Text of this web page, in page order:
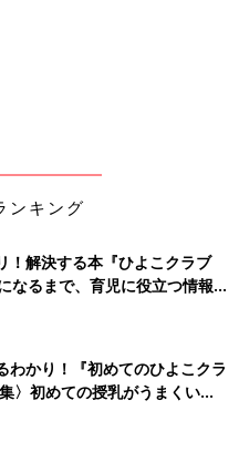
ンキング
！解決する本『ひよこクラブ
るまで、育児に役立つ情報が
わかり！『初めてのひよこクラ
〉初めての授乳がうまくい
の基本と夏のトラブル 解決テ